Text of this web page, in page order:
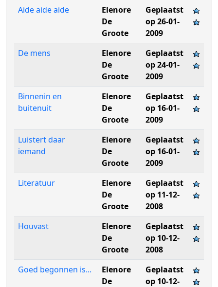
Aide aide aide
Elenore
De
Groote
Geplaatst
op 26-01-
2009
De mens
Elenore
De
Groote
Geplaatst
op 24-01-
2009
Binnenin en
buitenuit
Elenore
De
Groote
Geplaatst
op 16-01-
2009
Luistert daar
iemand
Elenore
De
Groote
Geplaatst
op 16-01-
2009
Literatuur
Elenore
De
Groote
Geplaatst
op 11-12-
2008
Houvast
Elenore
De
Groote
Geplaatst
op 10-12-
2008
Goed begonnen is...
Elenore
De
Geplaatst
op 10-12-